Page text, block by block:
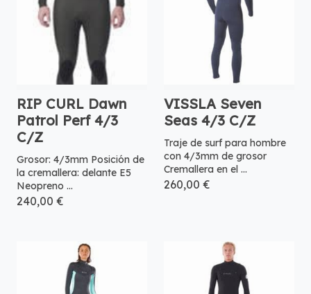
RIP CURL Dawn
Patrol Perf 4/3
C/Z
Grosor: 4/3mm Posición de
la cremallera: delante E5
Neopreno ...
240,00 €
VISSLA Seven
Seas 4/3 C/Z
Traje de surf para hombre
con 4/3mm de grosor
Cremallera en el ...
260,00 €